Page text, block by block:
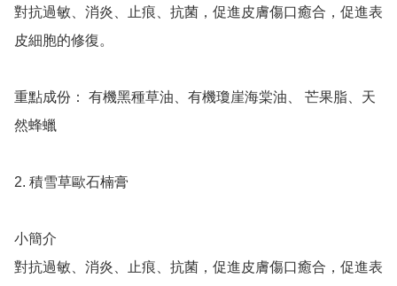
對抗過敏、消炎、止痕、抗菌，促進皮膚傷口癒合，促進表
皮細胞的修復。
重點成份： 有機黑種草油、有機瓊崖海棠油、 芒果脂、天
然蜂蠟
2. 積雪草歐石楠膏
小簡介
對抗過敏、消炎、止痕、抗菌，促進皮膚傷口癒合，促進表